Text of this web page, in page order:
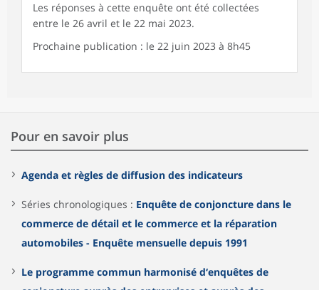
Les réponses à cette enquête ont été collectées
entre le 26 avril et le 22 mai 2023.
Prochaine publication : le 22 juin 2023 à 8h45
Pour en savoir plus
Agenda et règles de diffusion des indicateurs
Séries chronologiques : Enquête de conjoncture dans le
commerce de détail et le commerce et la réparation
automobiles - Enquête mensuelle depuis 1991
Le programme commun harmonisé d‘enquêtes de